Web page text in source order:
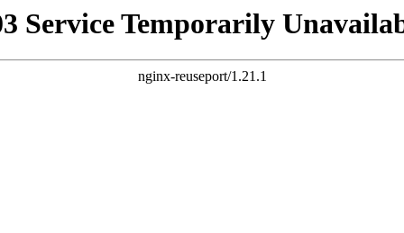
Service Temporarily
nginx-reuseport/1.21.1